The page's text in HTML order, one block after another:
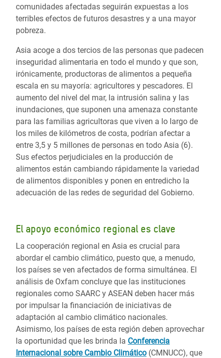
comunidades afectadas seguirán expuestas a los
terribles efectos de futuros desastres y a una mayor
pobreza.
Asia acoge a dos tercios de las personas que padecen
inseguridad alimentaria en todo el mundo y que son,
irónicamente, productoras de alimentos a pequeña
escala en su mayoría: agricultores y pescadores. El
aumento del nivel del mar, la intrusión salina y las
inundaciones, que suponen una amenaza constante
para las familias agricultoras que viven a lo largo de
los miles de kilómetros de costa, podrían afectar a
entre 3,5 y 5 millones de personas en todo Asia (6).
Sus efectos perjudiciales en la producción de
alimentos están cambiando rápidamente la variedad
de alimentos disponibles y ponen en entredicho la
adecuación de las redes de seguridad del Gobierno.
El apoyo económico regional es clave
La cooperación regional en Asia es crucial para
abordar el cambio climático, puesto que, a menudo,
los países se ven afectados de forma simultánea. El
análisis de Oxfam concluye que las instituciones
regionales como SAARC y ASEAN deben hacer más
por impulsar la financiación de iniciativas de
adaptación al cambio climático nacionales.
Asimismo, los países de esta región deben aprovechar
la oportunidad que les brinda la Conferencia
Internacional sobre Cambio Climático (CMNUCC), que